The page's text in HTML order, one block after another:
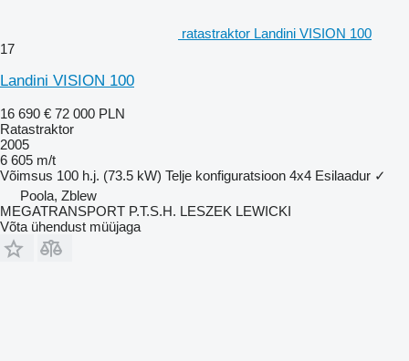
ratastraktor Landini VISION 100
17
Landini VISION 100
16 690 € 72 000 PLN
Ratastraktor
2005
6 605 m/t
Võimsus 100 h.j. (73.5 kW) Telje konfiguratsioon 4x4 Esilaadur ✓
Poola, Zblew
MEGATRANSPORT P.T.S.H. LESZEK LEWICKI
Võta ühendust müüjaga